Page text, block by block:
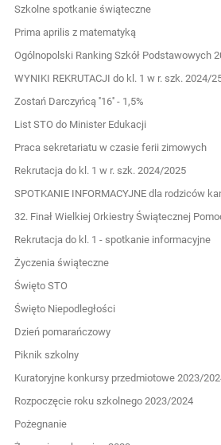
Szkolne spotkanie świąteczne
Prima aprilis z matematyką
Ogólnopolski Ranking Szkół Podstawowych
WYNIKI REKRUTACJI do kl. 1 w r. szk. 2024/
Zostań Darczyńcą ''16'' - 1,5%
List STO do Minister Edukacji
Praca sekretariatu w czasie ferii zimowych
Rekrutacja do kl. 1 w r. szk. 2024/2025
SPOTKANIE INFORMACYJNE dla rodziców
32. Finał Wielkiej Orkiestry Świątecznej
Rekrutacja do kl. 1 - spotkanie informacyjne
Życzenia świąteczne
Święto STO
Święto Niepodległości
Dzień pomarańczowy
Piknik szkolny
Kuratoryjne konkursy przedmiotowe 2023/
Rozpoczęcie roku szkolnego 2023/2024
Pożegnanie